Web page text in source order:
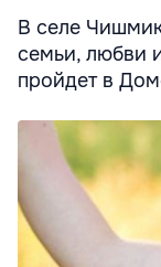
В селе
семьи, любви
пройдет в